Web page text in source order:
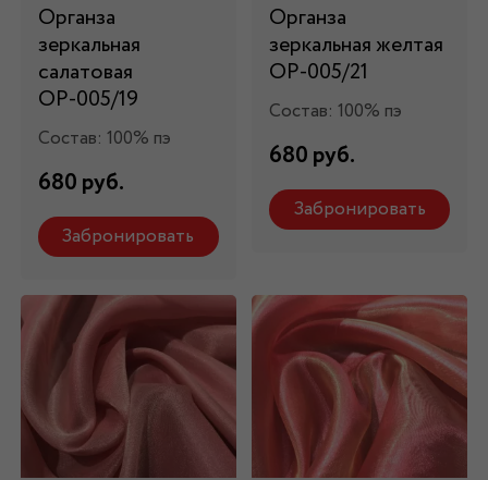
Органза
зеркальная
салатовая
ОР-005/19
Состав: 100% пэ
680 руб.
Забронировать
Органза
зеркальная желтая
ОР-005/21
Состав: 100% пэ
680 руб.
Забронировать